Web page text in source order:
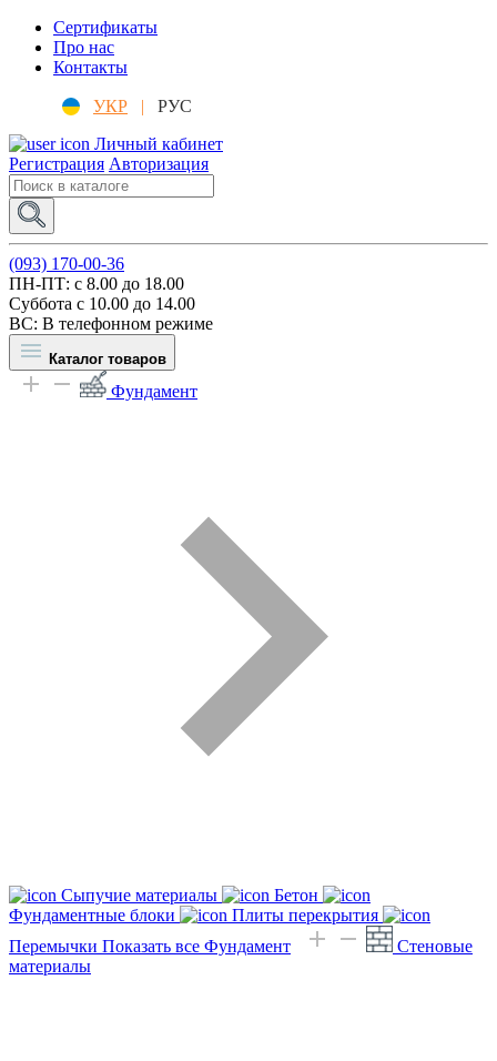
Сертификаты
Про нас
Контакты
УКР |
РУС
Личный кабинет
Регистрация Авторизация
(093) 170-00-36
ПН-ПТ: c 8.00 до 18.00
Суббота с 10.00 до 14.00
ВС: В телефонном режиме
Каталог товаров
Фундамент
Сыпучие материалы
Бетон
Фундаментные блоки
Плиты перекрытия
Перемычки Показать все Фундамент
Стеновые
материалы